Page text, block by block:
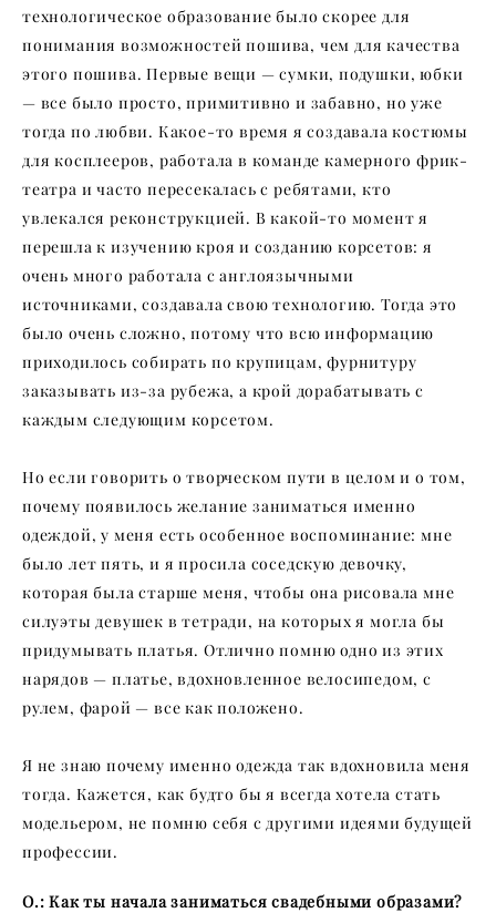
технологическое образование было скорее для
понимания возможностей пошива, чем для качества
этого пошива. Первые вещи — сумки, подушки, юбки
— все было просто, примитивно и забавно, но уже
тогда по любви. Какое-то время я создавала костюмы
для косплееров, работала в команде камерного фрик-
театра и часто пересекалась с ребятами, кто
увлекался реконструкцией. В какой-то момент я
перешла к изучению кроя и созданию корсетов: я
очень много работала с англоязычными
источниками, создавала свою технологию. Тогда это
было очень сложно, потому что всю информацию
приходилось собирать по крупицам, фурнитуру
заказывать из-за рубежа, а крой дорабатывать с
каждым следующим корсетом.
Но если говорить о творческом пути в целом и о том,
почему появилось желание заниматься именно
одеждой, у меня есть особенное воспоминание: мне
было лет пять, и я просила соседскую девочку,
которая была старше меня, чтобы она рисовала мне
силуэты девушек в тетради, на которых я могла бы
придумывать платья. Отлично помню одно из этих
нарядов — платье, вдохновленное велосипедом, с
рулем, фарой — все как положено.
Я не знаю почему именно одежда так вдохновила меня
тогда. Кажется, как будто бы я всегда хотела стать
модельером, не помню себя с другими идеями будущей
профессии.
О.: Как ты начала заниматься свадебными образами?